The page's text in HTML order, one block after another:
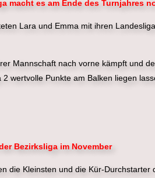
macht es am Ende des Turnjahres
Lara und Emma mit ihren
Mannschaft nach vorne kämpft und
wertvolle Punkte am Balken liegen
Bezirksliga im November
die Kleinsten und die Kür-